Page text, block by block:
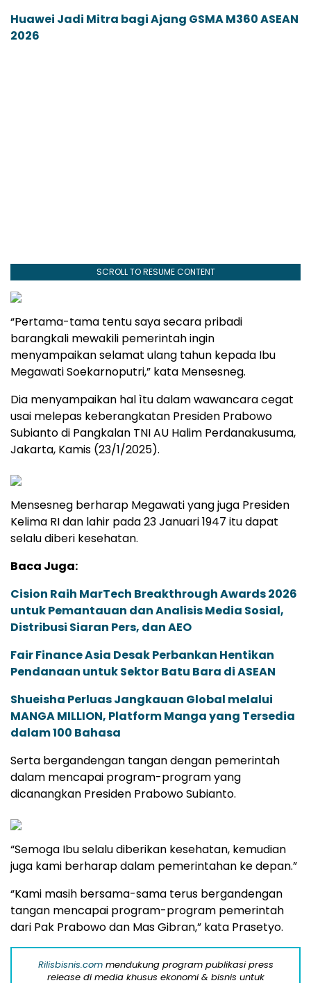
Huawei Jadi Mitra bagi Ajang GSMA M360 ASEAN
2026
SCROLL TO RESUME CONTENT
“Pertama-tama tentu saya secara pribadi
barangkali mewakili pemerintah ingin
menyampaikan selamat ulang tahun kepada Ibu
Megawati Soekarnoputri,” kata Mensesneg.
Dia menyampaikan hal ìtu dalam wawancara cegat
usai melepas keberangkatan Presiden Prabowo
Subianto di Pangkalan TNI AU Halim Perdanakusuma,
Jakarta, Kamis (23/1/2025).
Mensesneg berharap Megawati yang juga Presiden
Kelima RI dan lahir pada 23 Januari 1947 itu dapat
selalu diberi kesehatan.
Baca Juga:
Cision Raih MarTech Breakthrough Awards 2026
untuk Pemantauan dan Analisis Media Sosial,
Distribusi Siaran Pers, dan AEO
Fair Finance Asia Desak Perbankan Hentikan
Pendanaan untuk Sektor Batu Bara di ASEAN
Shueisha Perluas Jangkauan Global melalui
MANGA MILLION, Platform Manga yang Tersedia
dalam 100 Bahasa
Serta bergandengan tangan dengan pemerintah
dalam mencapai program-program yang
dicanangkan Presiden Prabowo Subianto.
“Semoga Ibu selalu diberikan kesehatan, kemudian
juga kami berharap dalam pemerintahan ke depan.”
“Kami masih bersama-sama terus bergandengan
tangan mencapai program-program pemerintah
dari Pak Prabowo dan Mas Gibran,” kata Prasetyo.
Rilisbisnis.commendukung program publikasi press
release di media khusus ekonomi & bisnis untuk